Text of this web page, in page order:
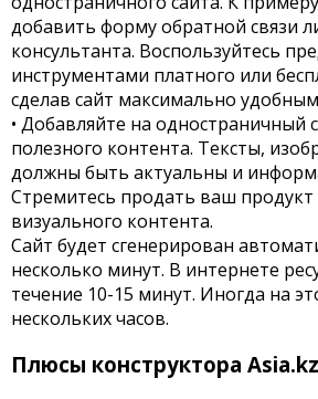
добавить форму обратной связи
консультанта. Воспользуйтесь
инструментами платного или
сделав сайт максимально
• Добавляйте на одностраничный
полезного контента. Тексты,
должны быть актуальны и
Стремитесь продать ваш
визуального контента.
Сайт будет сгенерирован
несколько минут. В интернете
течение 10-15 минут. Иногда на
нескольких часов.
Плюсы конструктора Asia.kz